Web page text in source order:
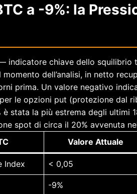
a -9%: la
indicatore chiave dello
momento dell’analisi, in netto
prima. Un valore negativo
le opzioni put (protezione dal
è stata la più estrema degli ultimi
spot di circa il 20% avvenuta
Valore Attuale
Index < 0,05
-9%